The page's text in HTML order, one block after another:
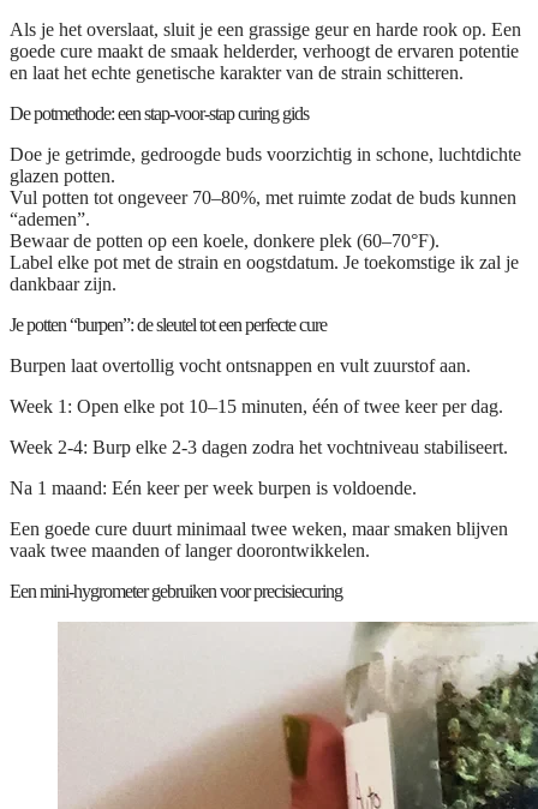
Als je het overslaat, sluit je een grassige geur en harde rook op. Een
goede cure maakt de smaak helderder, verhoogt de ervaren potentie
en laat het echte genetische karakter van de strain schitteren.
De potmethode: een stap-voor-stap curing gids
Doe je getrimde, gedroogde buds voorzichtig in schone, luchtdichte
glazen potten.
Vul potten tot ongeveer 70–80%, met ruimte zodat de buds kunnen
“ademen”.
Bewaar de potten op een koele, donkere plek (60–70°F).
Label elke pot met de strain en oogstdatum. Je toekomstige ik zal je
dankbaar zijn.
Je potten “burpen”: de sleutel tot een perfecte cure
Burpen laat overtollig vocht ontsnappen en vult zuurstof aan.
Week 1: Open elke pot 10–15 minuten, één of twee keer per dag.
Week 2-4: Burp elke 2-3 dagen zodra het vochtniveau stabiliseert.
Na 1 maand: Eén keer per week burpen is voldoende.
Een goede cure duurt minimaal twee weken, maar smaken blijven
vaak twee maanden of langer doorontwikkelen.
Een mini-hygrometer gebruiken voor precisiecuring